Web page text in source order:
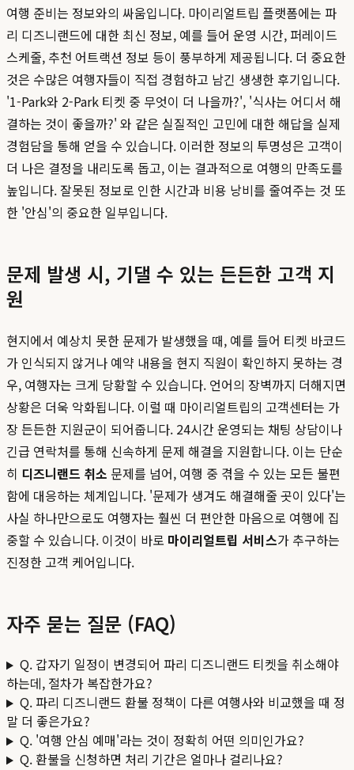
여행 준비는 정보와의 싸움입니다. 마이리얼트립 플랫폼에는 파
리 디즈니랜드에 대한 최신 정보, 예를 들어 운영 시간, 퍼레이드
스케줄, 추천 어트랙션 정보 등이 풍부하게 제공됩니다. 더 중요한
것은 수많은 여행자들이 직접 경험하고 남긴 생생한 후기입니다.
'1-Park와 2-Park 티켓 중 무엇이 더 나을까?', '식사는 어디서 해
결하는 것이 좋을까?' 와 같은 실질적인 고민에 대한 해답을 실제
경험담을 통해 얻을 수 있습니다. 이러한 정보의 투명성은 고객이
더 나은 결정을 내리도록 돕고, 이는 결과적으로 여행의 만족도를
높입니다. 잘못된 정보로 인한 시간과 비용 낭비를 줄여주는 것 또
한 '안심'의 중요한 일부입니다.
문제 발생 시, 기댈 수 있는 든든한 고객 지
원
현지에서 예상치 못한 문제가 발생했을 때, 예를 들어 티켓 바코드
가 인식되지 않거나 예약 내용을 현지 직원이 확인하지 못하는 경
우, 여행자는 크게 당황할 수 있습니다. 언어의 장벽까지 더해지면
상황은 더욱 악화됩니다. 이럴 때 마이리얼트립의 고객센터는 가
장 든든한 지원군이 되어줍니다. 24시간 운영되는 채팅 상담이나
긴급 연락처를 통해 신속하게 문제 해결을 지원합니다. 이는 단순
히 디즈니랜드 취소 문제를 넘어, 여행 중 겪을 수 있는 모든 불편
함에 대응하는 체계입니다. '문제가 생겨도 해결해줄 곳이 있다'는
사실 하나만으로도 여행자는 훨씬 더 편안한 마음으로 여행에 집
중할 수 있습니다. 이것이 바로 마이리얼트립 서비스가 추구하는
진정한 고객 케어입니다.
자주 묻는 질문 (FAQ)
Q. 갑자기 일정이 변경되어 파리 디즈니랜드 티켓을 취소해야
하는데, 절차가 복잡한가요?
Q. 파리 디즈니랜드 환불 정책이 다른 여행사와 비교했을 때 정
말 더 좋은가요?
Q. '여행 안심 예매'라는 것이 정확히 어떤 의미인가요?
Q. 환불을 신청하면 처리 기간은 얼마나 걸리나요?